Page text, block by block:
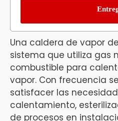
Una caldera de vapor
sistema que utiliza gas
combustible para
vapor. Con frecuencia
satisfacer las
calentamiento,
de procesos en